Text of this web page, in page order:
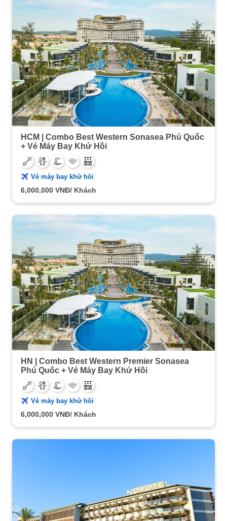
HCM | Combo Best Western Sonasea Phú Quốc
+ Vé Máy Bay Khứ Hồi
Vé máy bay khứ hồi
6,000,000 VNĐ/ Khách
HN | Combo Best Western Premier Sonasea
Phú Quốc + Vé Máy Bay Khứ Hồi
Vé máy bay khứ hồi
6,000,000 VNĐ/ Khách